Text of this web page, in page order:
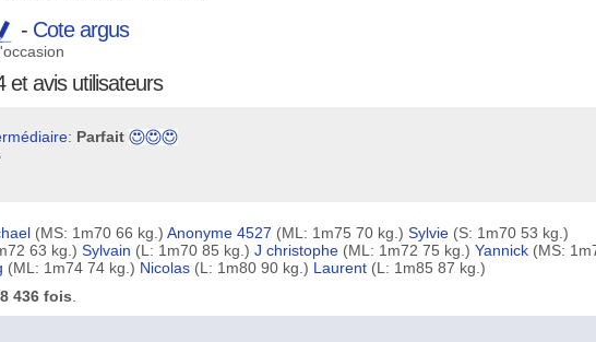
- Cote argus
et avis utilisateurs
: Parfait
(MS: 1m70 66 kg.)Anonyme 4527 (ML: 1m75 70 kg.)Sylvie (S: 1m70 53 kg.)
63 kg.)Sylvain (L: 1m70 85 kg.)J christophe (ML: 1m72 75 kg.)Yannick (MS:
(ML: 1m74 74 kg.) Nicolas (L: 1m80 90 kg.) Laurent (L: 1m85 87 kg.)
436 fois.